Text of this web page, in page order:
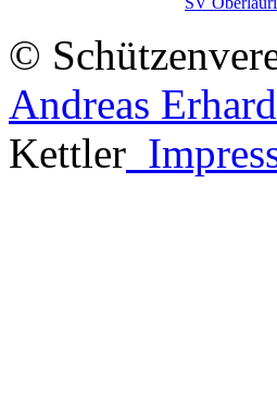
©
Andreas Erhard
Kettler